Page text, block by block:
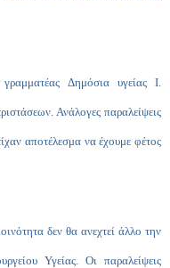
Δημόσια υγείας Ι.
Ανάλογες παραλείψεις
αποτέλεσμα να έχουμε φέτος
δεν θα ανεχτεί άλλο την
Υγείας. Οι παραλείψεις